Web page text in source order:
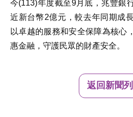
今(113)年度截至9月底，兆豐銀
近新台幣2億元，較去年同期成
以卓越的服務和安全保障為核心
惠金融，守護民眾的財產安全。
返回新聞